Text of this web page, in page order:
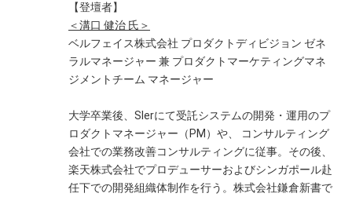
【登壇者】
＜溝口 健治 氏＞
ベルフェイス株式会社 プロダクトディビジョン ゼネ
ラルマネージャー 兼 プロダクトマーケティングマネ
ジメントチーム マネージャー
大学卒業後、SIerにて受託システムの開発・運用のプ
ロダクトマネージャー（PM）や、 コンサルティング
会社での業務改善コンサルティングに従事。その後、
楽天株式会社でプロデューサーおよびシンガポール赴
任下での開発組織体制作を行う。株式会社鎌倉新書で